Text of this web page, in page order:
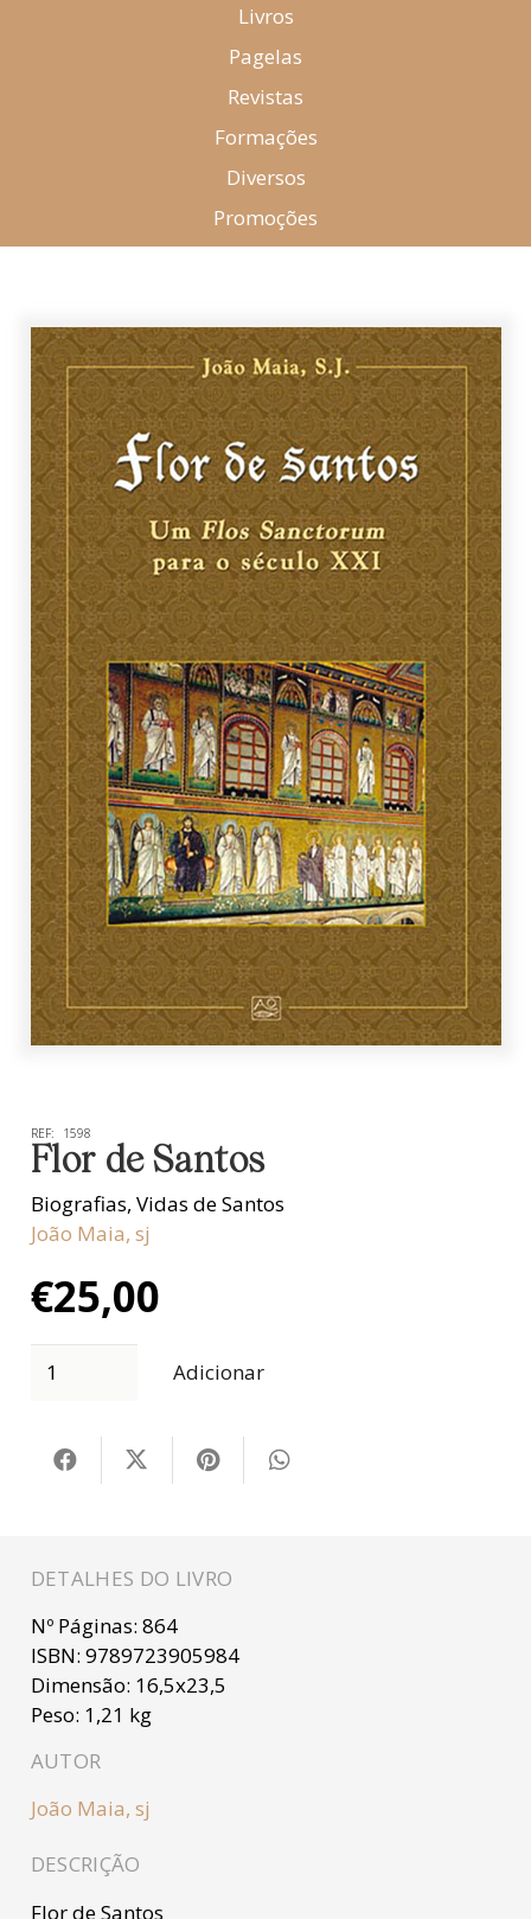
Livros
Pagelas
Revistas
Formações
Diversos
Promoções
REF: 1598
Flor de Santos
Biografias, Vidas de Santos
João Maia, sj
€25,00
Adicionar
DETALHES DO LIVRO
Nº Páginas: 864
ISBN: 9789723905984
Dimensão: 16,5x23,5
Peso: 1,21 kg
AUTOR
João Maia, sj
DESCRIÇÃO
Flor de Santos